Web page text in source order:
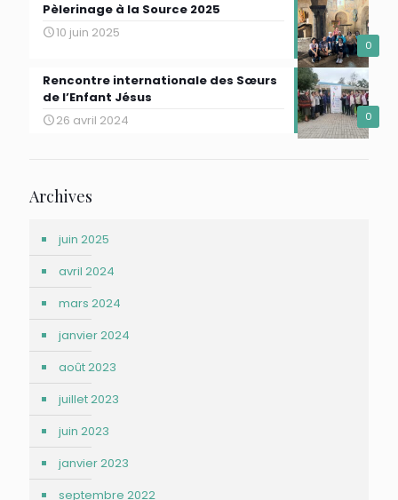
0
Pèlerinage à la Source 2025
10 juin 2025
0
Rencontre internationale des Sœurs
de l’Enfant Jésus
26 avril 2024
Archives
juin 2025
avril 2024
mars 2024
janvier 2024
août 2023
juillet 2023
juin 2023
janvier 2023
septembre 2022